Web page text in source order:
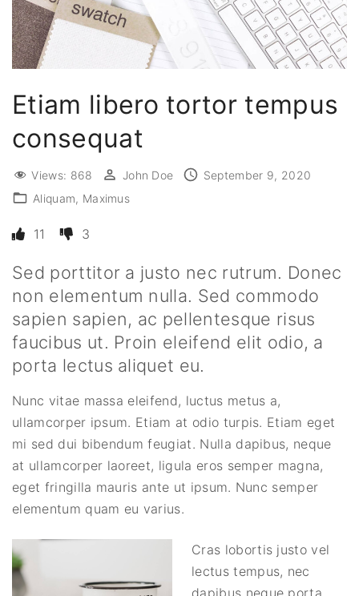
Etiam libero tortor tempus
consequat
Views: 868 John Doe
September 9, 2020
Aliquam
Maximus
11 3
Sed porttitor a justo nec rutrum. Donec
non elementum nulla. Sed commodo
sapien sapien, ac pellentesque risus
faucibus ut. Proin eleifend elit odio, a
porta lectus aliquet eu.
Nunc vitae massa eleifend, luctus metus a,
ullamcorper ipsum. Etiam at odio turpis. Etiam eget
mi sed dui bibendum feugiat. Nulla dapibus, neque
at ullamcorper laoreet, ligula eros semper magna,
eget fringilla mauris ante ut ipsum. Nunc semper
elementum quam eu varius.
Cras lobortis justo vel
lectus tempus, nec